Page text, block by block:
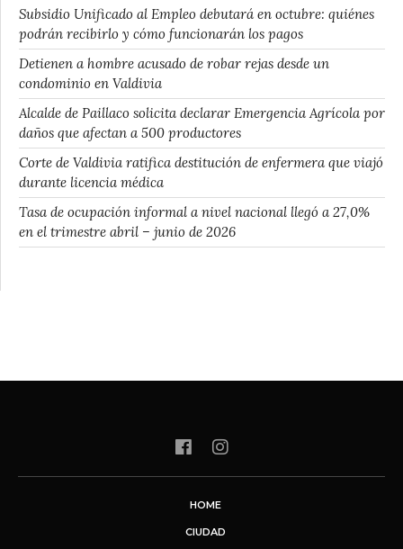
Subsidio Unificado al Empleo debutará en octubre: quiénes
podrán recibirlo y cómo funcionarán los pagos
Detienen a hombre acusado de robar rejas desde un
condominio en Valdivia
Alcalde de Paillaco solicita declarar Emergencia Agrícola por
daños que afectan a 500 productores
Corte de Valdivia ratifica destitución de enfermera que viajó
durante licencia médica
Tasa de ocupación informal a nivel nacional llegó a 27,0%
en el trimestre abril – junio de 2026
HOME
CIUDAD